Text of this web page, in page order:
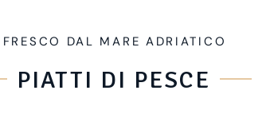
FRESCO DAL MARE ADRIATICO
PIATTI DI PESCE